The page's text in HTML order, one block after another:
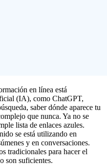
en línea está
(IA), como ChatGPT,
saber dónde aparece tu
que nunca. Ya no se
lista de enlaces azules.
se está utilizando en
y en conversaciones.
tradicionales para hacer el
son suficientes.